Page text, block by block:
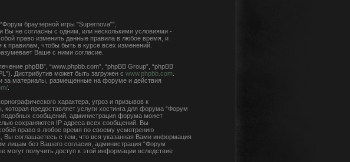
браузерной игры "Supernova"”,
не согласны с одним, или несколькими условиями -
право изменить данные правила в любое время, и
правилам, чтобы быть в курсе всех изменений.
Ваше с ними согласие.
phpBB”, “www.phpbb.com”, “phpBB Group”, “phpBB
Дистрибутив может быть загружен с www.phpbb.com.
за материалы, размещенные на форуме и действия
.
характера, угроз и призывов к
предоставляет услуги хостинга для форума “Форум
подобных сообщений, администрация форума может
сохраняются IP адреса всех сообщений. Вы
право в любое время по своему усмотрению
Вы соглашаетесь с тем, что вся указанная Вами информация
лицам без Вашего согласия, администрация “Форум
могут получить доступ к этой информации вследствие